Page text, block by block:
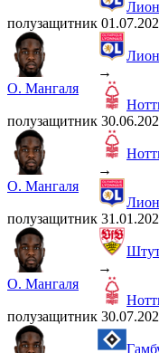
полузащитник
Лион
О. Мангаля
полузащитник
Лион
→
О. Мангаля
полузащитник
→
Лион
О. Мангаля
полузащитник
→